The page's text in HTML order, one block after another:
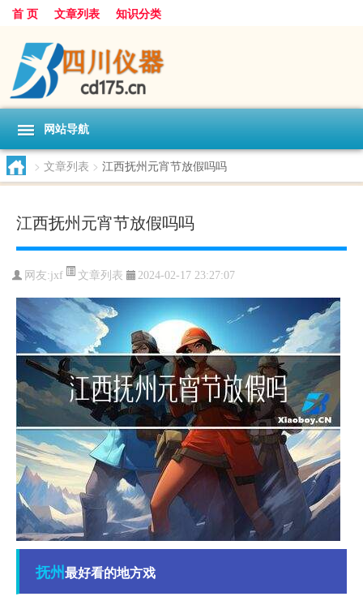
首 页 文章列表 知识分类
网站导航
> 文章列表 > 江西抚州元宵节放假吗吗
江西抚州元宵节放假吗吗
网友:jxf 文章列表 2024-02-17 23:27:07
抚州最好看的地方戏